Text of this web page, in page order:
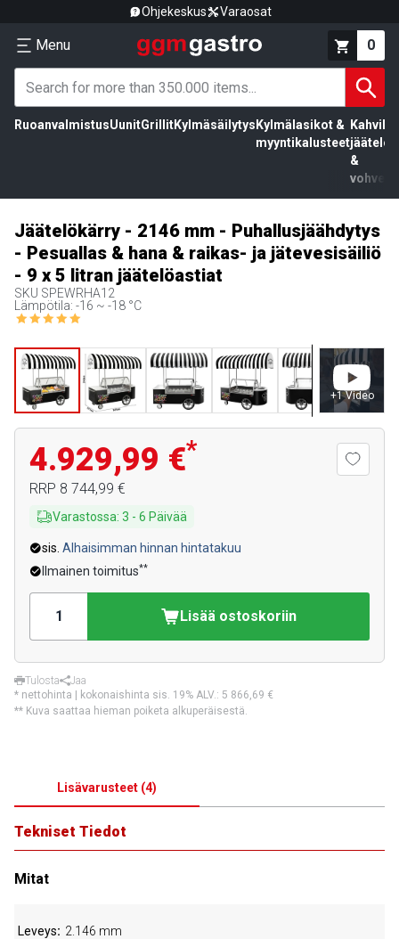
Ohjekeskus Varaosat
Menu 0
RuoanvalmistusUunitGrillitKylmäsäilytys Kylmälasikot &
myyntikalusteet
Kahvila,
jäätelö
&
vohvelit
Jäätelökärry - 2146 mm - Puhallusjäähdytys
- Pesuallas & hana & raikas- ja jätevesisäiliö
- 9 x 5 litran jäätelöastiat
SKU SPEWRHA12
Lämpötila: -16 ~ -18 °C
+1 Video
4.929,99 €*
RRP 8 744,99 €
Varastossa: 3 - 6 Päivää
sis. Alhaisimman hinnan hintatakuu
Ilmainen toimitus**
Lisää ostoskoriin
Tulosta
Jaa
* nettohinta | kokonaishinta sis. 19% ALV.: 5 866,69 €
** Kuva saattaa hieman poiketa alkuperäisestä.
Lisävarusteet (4)
Tekniset Tiedot
Mitat
Leveys 2.146 mm